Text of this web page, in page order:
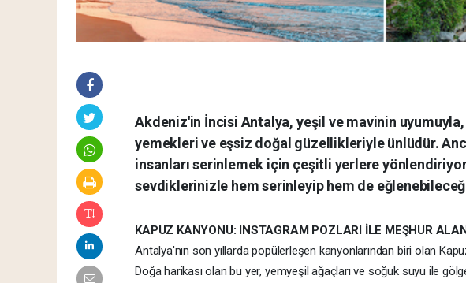
Akdeniz'in İncisi Antalya, yeşil ve mavinin
yemekleri ve eşsiz doğal güzellikleriyle ünlüdür.
insanları serinlemek için çeşitli yerlere
sevdiklerinizle hem serinleyip hem de
KAPUZ KANYONU: INSTAGRAM POZLARI İLE MEŞHUR
Antalya'nın son yıllarda popülerleşen kanyonlarından biri olan
Doğa harikası olan bu yer, yemyeşil ağaçları ve soğuk suyu ile